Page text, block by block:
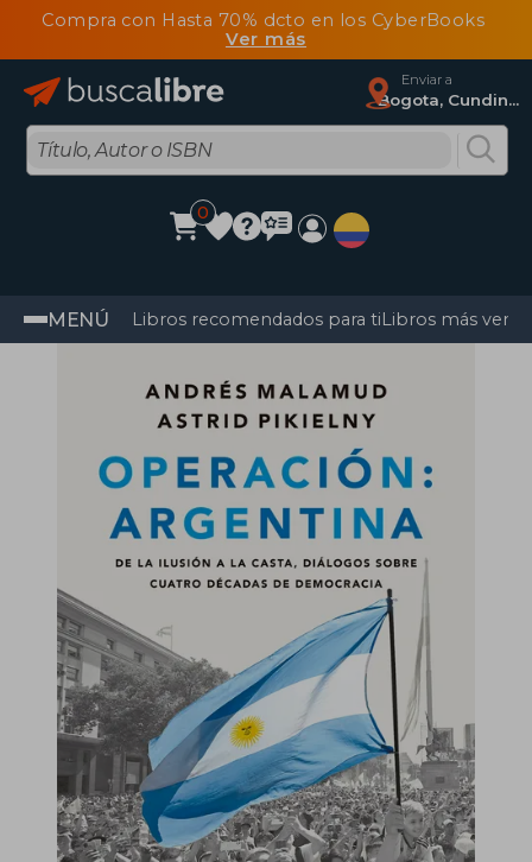
Compra con Hasta 70% dcto en los CyberBooks
Ver más
Enviar a
Bogota, Cundinamarca
0
MENÚ Libros recomendados para tiLibros más